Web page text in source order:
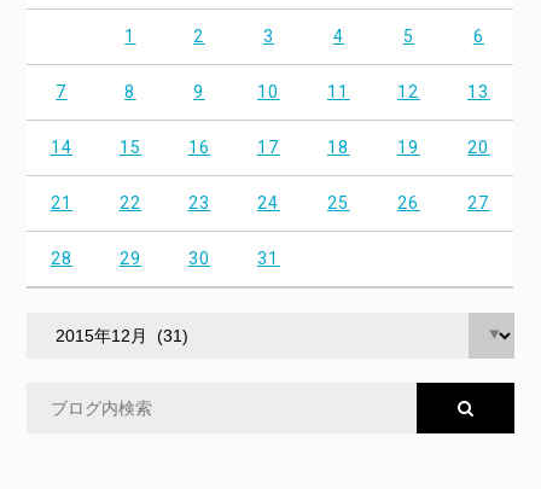
1 2 3 4 5 6
7 8 9 10 11 12 13
14 15 16 17 18 19 20
21 22 23 24 25 26 27
28 29 30 31